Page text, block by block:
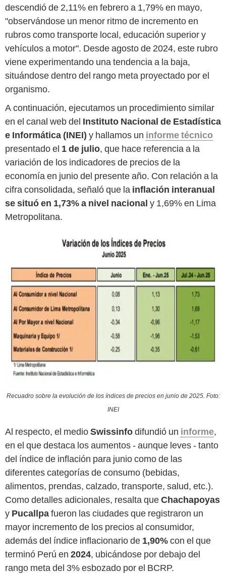
descendió de 2,11% en febrero a 1,79% en mayo,
"observándose un menor ritmo de incremento en
rubros como transporte local, educación superior y
vehículos a motor". Desde agosto de 2024, este rubro
viene experimentando una tendencia a la baja,
situándose dentro del rango meta proyectado por el
organismo.
A continuación, ejecutamos un procedimiento similar
en el canal web del Instituto Nacional de Estadística
e Informática (INEI) y hallamos un informe técnico
presentado el 1 de julio, que hace referencia a la
variación de los indicadores de precios de la
economía en junio del presente año. Con relación a la
cifra consolidada, señaló que la inflación interanual
se situó en 1,73% a nivel nacional y 1,69% en Lima
Metropolitana.
Recuadro sobre la evolución de los índices de precios en junio de 2025. Foto:
INEI
Al respecto, el medioSwissinfodifundió un informe,
en el que destaca los aumentos - aunque leves - tanto
del índice de inflación para junio como de las
diferentes categorías de consumo (bebidas,
alimentos, prendas, calzado, transporte, salud, etc.).
Como detalles adicionales, resalta queChachapoyas
y Pucallpafueron las ciudades que registraron un
mayor incremento de los precios al consumidor,
además del índice inflacionario de 1,90%con el que
terminó Perú en 2024, ubicándose por debajo del
rango meta del 3% esbozado por el BCRP.